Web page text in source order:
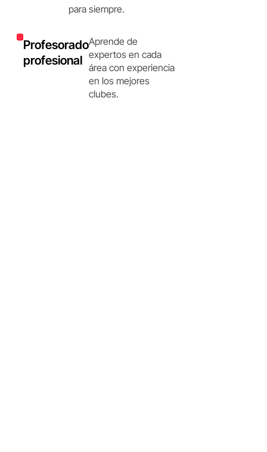
para siempre.
Profesorado
profesional
Aprende de
expertos en cada
área con experiencia
en los mejores
clubes.